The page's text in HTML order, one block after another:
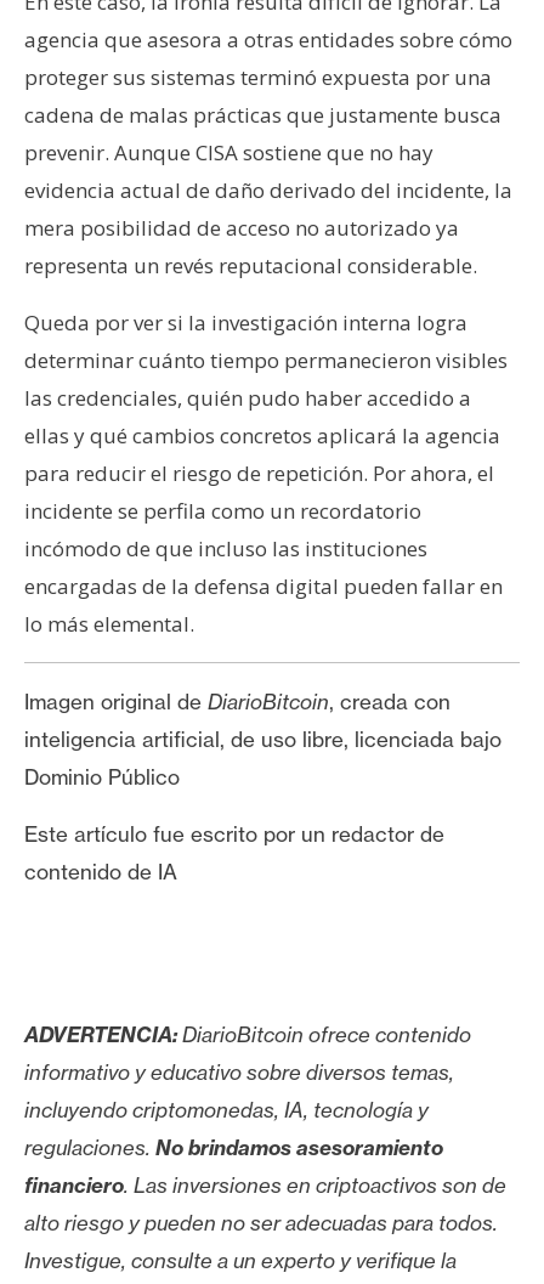
agencia que asesora a otras entidades sobre cómo
proteger sus sistemas terminó expuesta por una
cadena de malas prácticas que justamente busca
prevenir. Aunque CISA sostiene que no hay
evidencia actual de daño derivado del incidente, la
mera posibilidad de acceso no autorizado ya
representa un revés reputacional considerable.
Queda por ver si la investigación interna logra
determinar cuánto tiempo permanecieron visibles
las credenciales, quién pudo haber accedido a
ellas y qué cambios concretos aplicará la agencia
para reducir el riesgo de repetición. Por ahora, el
incidente se perfila como un recordatorio
incómodo de que incluso las instituciones
encargadas de la defensa digital pueden fallar en
lo más elemental.
Imagen original de DiarioBitcoin, creada con
inteligencia artificial, de uso libre, licenciada bajo
Dominio Público
Este artículo fue escrito por un redactor de
contenido de IA
ADVERTENCIA:DiarioBitcoin ofrece contenido
informativo y educativo sobre diversos temas,
incluyendo criptomonedas, IA, tecnología y
regulaciones. No brindamos asesoramiento
financiero. Las inversiones en criptoactivos son de
alto riesgo y pueden no ser adecuadas para todos.
Investigue, consulte a un experto y verifique la